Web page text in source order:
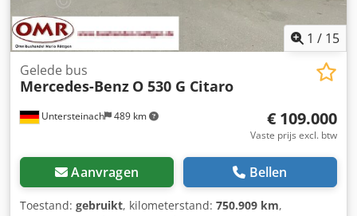
Ons interne voertuignummer: 12474 - - Fouten en omissies
voorbehouden. Afbeeldingen en tekst kunnen afwijken van
het voertuig. Altijd meer dan 300 voertuigen in ons
Motormerk: Mercedes Benz
1 / 15
Untersteinach 489 km
Gelede bus
Mercedes-Benz O 530 G Citaro
€ 109.000
Vaste prijs excl. btw
Aanvragen Bellen
Toestand: gebruikt, kilometerstand: 750.909 km,